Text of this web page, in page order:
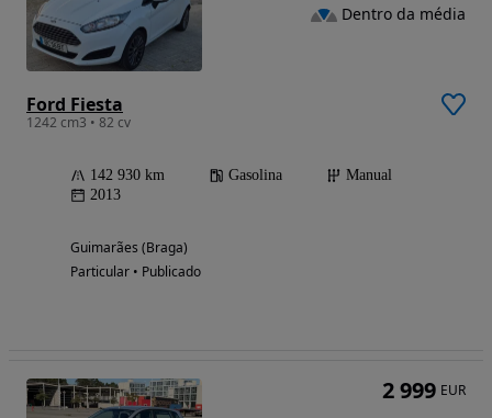
Ford Fiesta
1242 cm3 • 82 cv
142 930 km Gasolina
Manual
2013
Guimarães (Braga)
Particular • Publicado
Dentro da média
2 999 EUR